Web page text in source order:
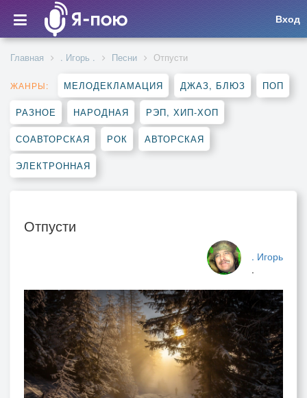
Вход
Главная . Игорь . Песни Отпусти
ЖАНРЫ: МЕЛОДЕКЛАМАЦИЯ ДЖАЗ, БЛЮЗ ПОП
РАЗНОЕ НАРОДНАЯ РЭП, ХИП-ХОП
СОАВТОРСКАЯ РОК АВТОРСКАЯ
ЭЛЕКТРОННАЯ
Отпусти
. Игорь
.